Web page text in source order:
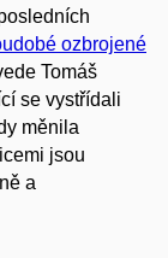
ozbrojené
Tomáš
se vystřídali
měnila
jsou
a